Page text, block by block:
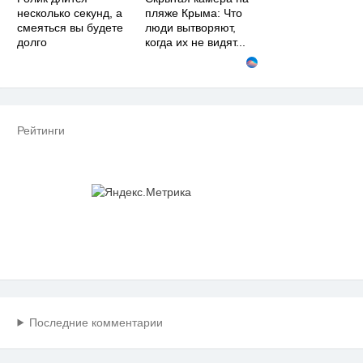
несколько секунд, а
смеяться вы будете
долго
пляже Крыма: Что
люди вытворяют,
когда их не видят...
Рейтинги
Последние комментарии